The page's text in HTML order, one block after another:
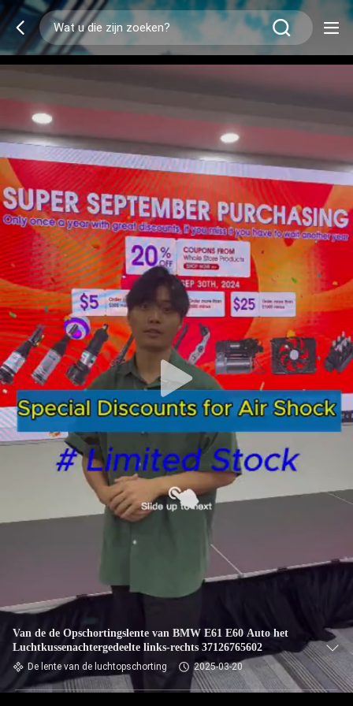
Van de de Opschortingslente van BMW E61 E60 Auto het
Luchtkussenachtergedeelte links-rechts 37126765602
De lente van de luchtopschorting 2025-03-20